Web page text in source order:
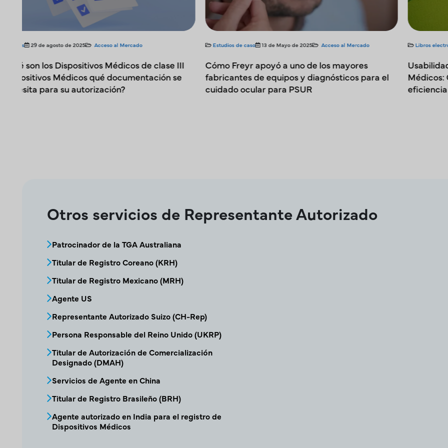
Estudios de caso 13 de Mayo de 2025 Acceso al Mercado
Cómo Freyr apoyó a uno de los mayores
fabricantes de equipos y diagnósticos para el
cuidado ocular para PSUR
Libros electrónicos 5 de mayo de 2025 Acceso al Mercado
Usabilidad en el desarrollo de Dispositivos
Médicos: Garantizando la seguridad, la
eficiencia y el cumplimiento
Otros servicios de Representante Autorizado
Bloque de menú de servicios de Representante Autorizado de Dispositivos Médicos
Patrocinador de la TGA Australiana
Titular de Registro Coreano (KRH)
Titular de Registro Mexicano (MRH)
Agente US
Representante Autorizado Suizo (CH-Rep)
Persona Responsable del Reino Unido (UKRP)
Titular de Autorización de Comercialización
Designado (DMAH)
Servicios de Agente en China
Titular de Registro Brasileño (BRH)
Agente autorizado en India para el registro de
Dispositivos Médicos